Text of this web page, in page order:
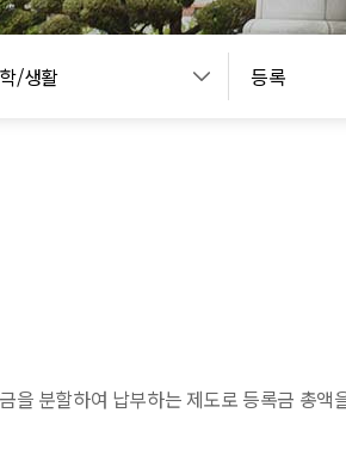
/생활 등록
을 분할하여 납부하는 제도로 등록금 총